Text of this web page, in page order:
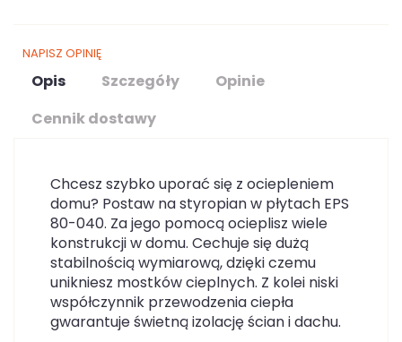
NAPISZ OPINIĘ
Opis Szczegóły
Opinie
Cennik dostawy
Chcesz szybko uporać się z ociepleniem
domu? Postaw na styropian w płytach EPS
80-040. Za jego pomocą ocieplisz wiele
konstrukcji w domu. Cechuje się dużą
stabilnością wymiarową, dzięki czemu
unikniesz mostków cieplnych. Z kolei niski
współczynnik przewodzenia ciepła
gwarantuje świetną izolację ścian i dachu.